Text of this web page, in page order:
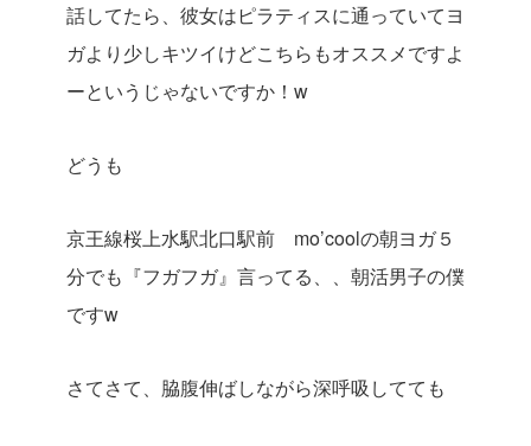
話してたら、彼女はピラティスに通っていてヨ
ガより少しキツイけどこちらもオススメですよ
ーというじゃないですか！w
どうも
京王線桜上水駅北口駅前 mo’coolの朝ヨガ５
分でも『フガフガ』言ってる、、朝活男子の僕
ですw
さてさて、脇腹伸ばしながら深呼吸してても